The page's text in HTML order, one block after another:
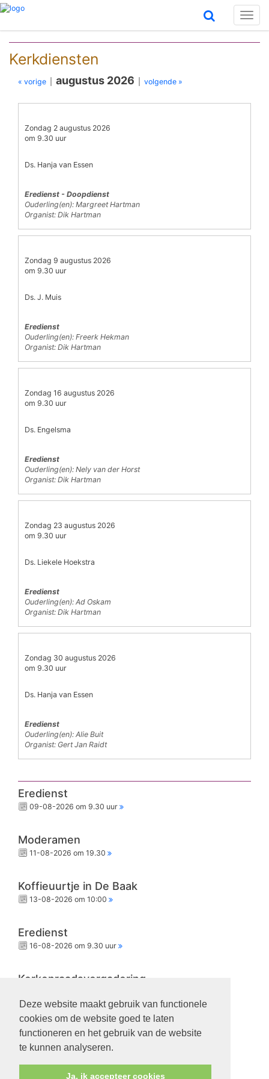
Deze website maakt gebruik van functionele
cookies om de website goed te laten
functioneren en het gebruik van de website
te kunnen analyseren.
Ja, ik accepteer cookies
Kerkdiensten
« vorige augustus 2026 volgende »
Zondag 2 augustus 2026
om 9.30 uur
Ds. Hanja van Essen
Eredienst - Doopdienst
Ouderling(en): Margreet Hartman
Organist: Dik Hartman
Zondag 9 augustus 2026
om 9.30 uur
Ds. J. Muis
Eredienst
Ouderling(en): Freerk Hekman
Organist: Dik Hartman
Zondag 16 augustus 2026
om 9.30 uur
Ds. Engelsma
Eredienst
Ouderling(en): Nely van der Horst
Organist: Dik Hartman
Zondag 23 augustus 2026
om 9.30 uur
Ds. Liekele Hoekstra
Eredienst
Ouderling(en): Ad Oskam
Organist: Dik Hartman
Zondag 30 augustus 2026
om 9.30 uur
Ds. Hanja van Essen
Eredienst
Ouderling(en): Alie Buit
Organist: Gert Jan Raidt
Eredienst
09-08-2026 om 9.30 uur
Moderamen
11-08-2026 om 19.30
Koffieuurtje in De Baak
13-08-2026 om 10:00
Eredienst
16-08-2026 om 9.30 uur
Kerkenraadsvergadering
Eredienst
23-08-2026 om 9.30 uur